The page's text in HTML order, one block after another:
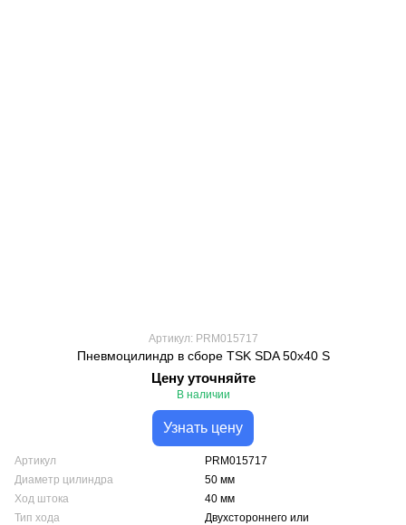
Артикул: PRM015717
Пневмоцилиндр в сборе TSK SDA 50x40 S
Цену уточняйте
В наличии
Узнать цену
Артикул
PRM015717
Диаметр цилиндра
50 мм
Ход штока
40 мм
Тип хода
Двухстороннего или